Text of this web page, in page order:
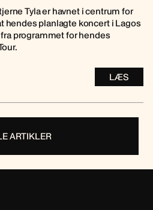
Tyla er havnet i centrum for
hendes planlagte koncert i Lagos
programmet for hendes
LÆS
ARTIKLER